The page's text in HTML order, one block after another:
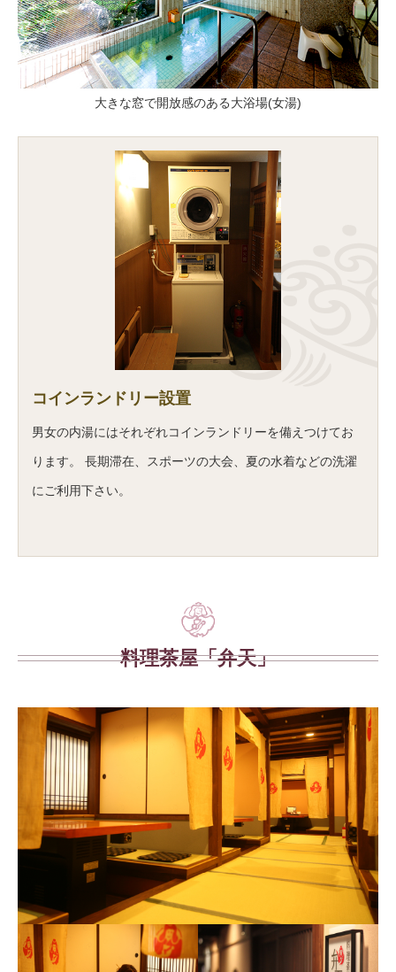
大きな窓で開放感のある大浴場(女湯)
コインランドリー設置
男女の内湯にはそれぞれコインランドリーを備えつけてお
ります。 長期滞在、スポーツの大会、夏の水着などの洗濯
にご利用下さい。
料理茶屋「弁天」